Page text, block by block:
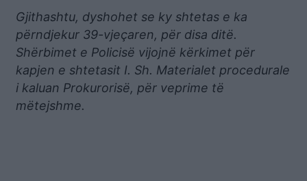
Gjithashtu, dyshohet se ky shtetas e ka
përndjekur 39-vjeçaren, për disa ditë.
Shërbimet e Policisë vijojnë kërkimet për
kapjen e shtetasit I. Sh. Materialet procedurale
i kaluan Prokurorisë, për veprime të
mëtejshme.